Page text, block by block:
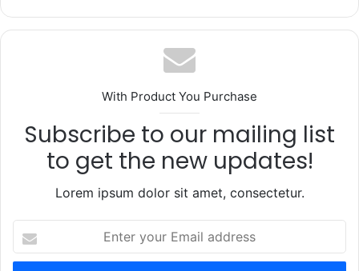
With Product You Purchase
Subscribe to our mailing list
to get the new updates!
Lorem ipsum dolor sit amet, consectetur.
your
Email